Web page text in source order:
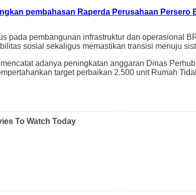
pembahasan Raperda Perusahaan Persero
pada pembangunan infrastruktur dan operasional
sosial sekaligus memastikan transisi menuju
adanya peningkatan anggaran Dinas
target perbaikan 2.500 unit Rumah